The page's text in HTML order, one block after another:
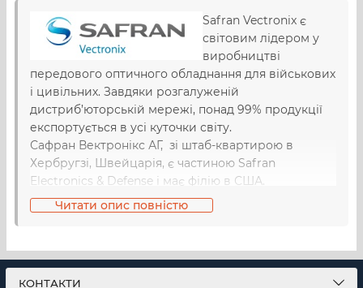
Safran Vectronix є
світовим лідером у
виробництві
передового оптичного обладнання для військових
і цивільних. Завдяки розгалуженій
дистриб’юторській мережі, понад 99% продукції
експортується в усі куточки світу.
Сафран Вектронікс АГ, зі штаб-квартирою в
Хербругзі, Швейцарія, є частиною Safran
Electronics & Defense і має філію в США.
Співробітники Safran Vectronix об'єднані
унікальною корпоративною культурою та
Команда компанії працює над постійним
вдосконаленням та розробкою нових технологій,
Читати опис повністю
КОНТАКТИ